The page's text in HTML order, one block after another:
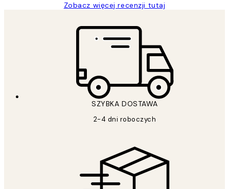
Zobacz więcej recenzji tutaj
SZYBKA DOSTAWA
2-4 dni roboczych